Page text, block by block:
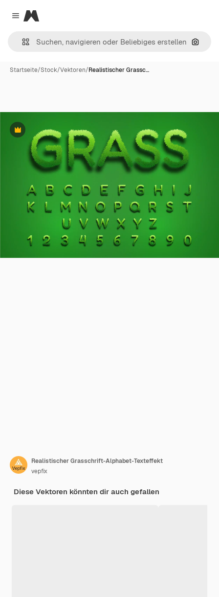
Close menu
Magnific
Nach
Startseite/Stock/Vektoren/Realistischer Grassc…
Premium
Realistischer Grasschrift-Alphabet-Texteffekt
vepfix
Diese Vektoren könnten dir auch gefallen